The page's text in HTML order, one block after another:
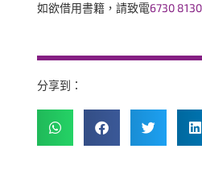
如欲借用書籍，請致電6730 8130
分享到：